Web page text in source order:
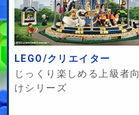
LEGO/クリエイター
じっくり楽しめる上級者向
けシリーズ